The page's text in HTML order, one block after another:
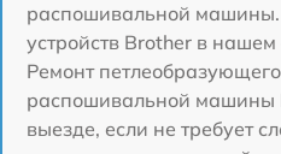
распошивальной
устройств Brother в
Ремонт
распошивальной машины
выезде, если не требует